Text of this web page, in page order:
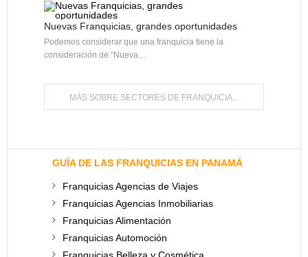
Nuevas Franquicias, grandes oportunidades
Podemos considerar que una franquicia tiene la
consideración de “Nueva…
MÁS SOBRE SECTORES DE FRANQUICIA...
GUÍA DE LAS FRANQUICIAS EN PANAMÁ
Franquicias Agencias de Viajes
Franquicias Agencias Inmobiliarias
Franquicias Alimentación
Franquicias Automoción